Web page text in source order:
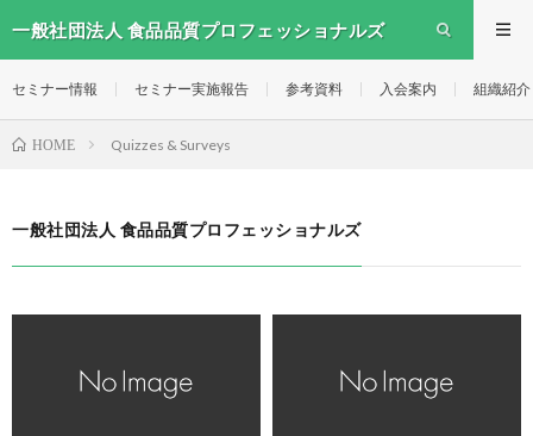
一般社団法人 食品品質プロフェッショナルズ
セミナー情報 セミナー実施報告 参考資料 入会案内 組織紹介
HOME Quizzes & Surveys
一般社団法人 食品品質プロフェッショナルズ